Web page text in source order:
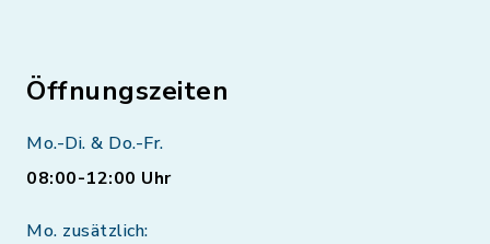
Öffnungszeiten
Mo.-Di. & Do.-Fr.
08:00-12:00 Uhr
Mo. zusätzlich: